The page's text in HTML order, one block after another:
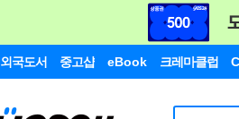
외국도서 중고샵 eBook 크레마클럽